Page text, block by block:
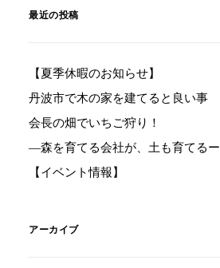
最近の投稿
【夏季休暇のお知らせ】
丹波市で木の家を建てると良い事
会長の畑でいちご狩り！
―森を育てる会社が、土も育てるー
【イベント情報】
アーカイブ